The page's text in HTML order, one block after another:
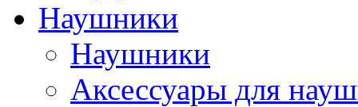
Наушники
Наушники
Аксессуары для